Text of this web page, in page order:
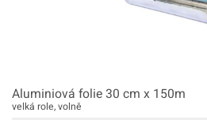
Aluminiová folie 30 cm x 150m
velká role, volně